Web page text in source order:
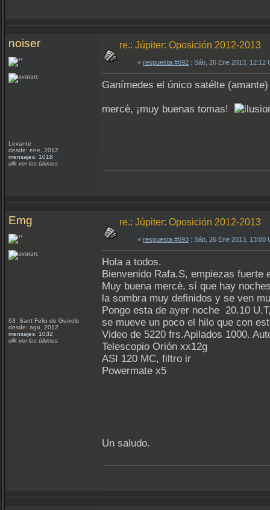
noiser
Levante
desde: ene, 2012
mensajes: 1018
clik ver los últimos
re.: Júpiter: Oposición 2012-2013
« respuesta #692 : Sáb, 26 Ene 2013, 12:12
Ganímedes el único satélte
mercè, ¡muy buenas tomas!
Emg
63 Sant Feliu de Guixols
desde: ago, 2012
mensajes: 1032
clik ver los últimos
re.: Júpiter: Oposición 2012-2013
« respuesta #693 : Sáb, 26 Ene 2013, 13:00
Hola a todos.
Bienvenido Rafa.S, empiezas
Muy buena mercè, sí que hay
la sombra muy definidos y se ven
Pongo esta de ayer noche 20.10
se mueve un poco el hilo que con
Video de 5220 frs.Apilados 1000.
Telescopio Orión xx12g
ASI 120 MC, filtro ir
Powermate x5
Un saludo.